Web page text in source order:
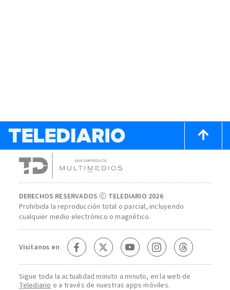
DERECHOS RESERVADOS Ⓒ TELEDIARIO 2026
Prohibida la reproducción total o parcial, incluyendo
cualquier medio electrónico o magnético.
Visitanos en
Sigue toda la actualidad minuto a minuto, en la web de
Telediarioo a través de nuestras apps móviles.